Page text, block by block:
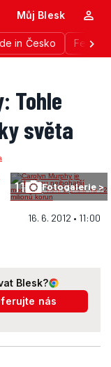
in Česko
Můj Blesk
Tohle
světa
11 Fotogalerie >
16. 6. 2012 • 11:00
Blesk?
nás